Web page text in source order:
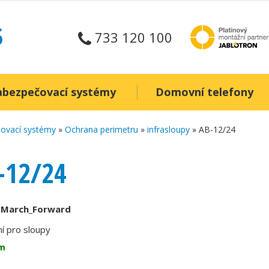
733 120 100
systémy Domovní telefony
systémy » Ochrana perimetru » infrasloupy » AB-12/24
24
March_Forward
pro sloupy